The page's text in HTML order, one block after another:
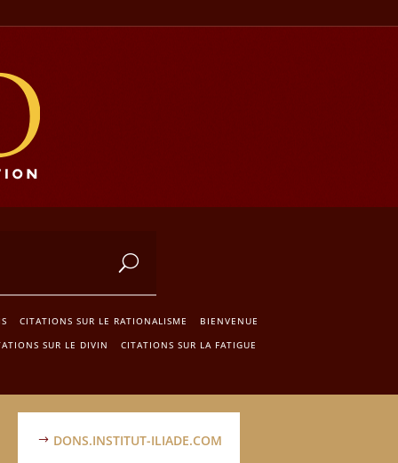
CITATIONS SUR LE RATIONALISME
BIENVENUE
SUR LE DIVIN
CITATIONS SUR LA FATIGUE
DONS.INSTITUT-ILIADE.COM